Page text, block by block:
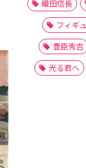
織田信長
フィギ
豊臣秀吉
光る君へ